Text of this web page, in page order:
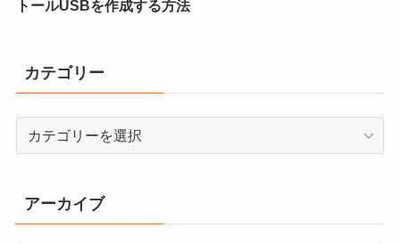
トールUSBを作成する方法
カテゴリー
ー
アーカイブ